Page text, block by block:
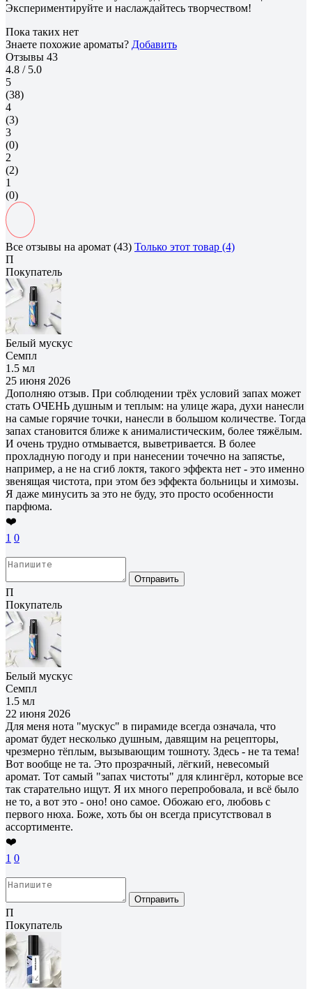
Экспериментируйте и наслаждайтесь творчеством!
Пока таких нет
Знаете похожие ароматы? Добавить
Отзывы 43
4.8 / 5.0
5
(38)
4
(3)
3
(0)
2
(2)
1
(0)
Все отзывы на аромат (43) Только этот товар (4)
П
Покупатель
Белый мускус
Семпл
1.5 мл
25 июня 2026
Дополняю отзыв. При соблюдении трёх условий запах может
стать ОЧЕНЬ душным и теплым: на улице жара, духи нанесли
на самые горячие точки, нанесли в большом количестве. Тогда
запах становится ближе к анималистическим, более тяжёлым.
И очень трудно отмывается, выветривается. В более
прохладную погоду и при нанесении точечно на запястье,
например, а не на сгиб локтя, такого эффекта нет - это именно
звенящая чистота, при этом без эффекта больницы и химозы.
Я даже минусить за это не буду, это просто особенности
парфюма.
❤️
1 0
Отправить
П
Покупатель
Белый мускус
Семпл
1.5 мл
22 июня 2026
Для меня нота "мускус" в пирамиде всегда означала, что
аромат будет несколько душным, давящим на рецепторы,
чрезмерно тёплым, вызывающим тошноту. Здесь - не та тема!
Вот вообще не та. Это прозрачный, лёгкий, невесомый
аромат. Тот самый "запах чистоты" для клингёрл, которые все
так старательно ищут. Я их много перепробовала, и всё было
не то, а вот это - оно! оно самое. Обожаю его, любовь с
первого нюха. Боже, хоть бы он всегда присутствовал в
ассортименте.
❤️
1 0
Отправить
П
Покупатель